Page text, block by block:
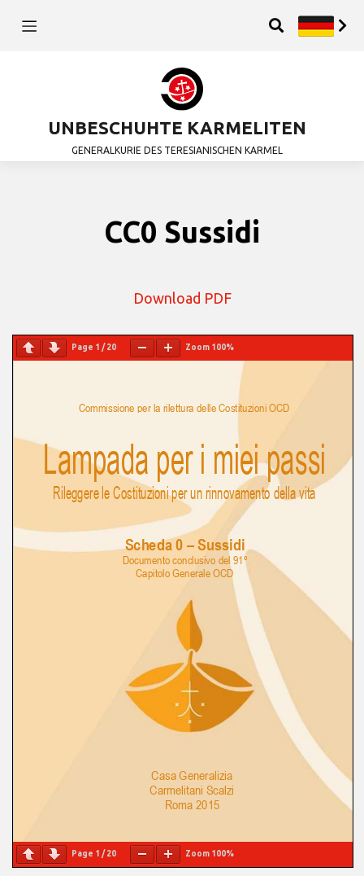
UNBESCHUHTE KARMELITEN
GENERALKURIE DES TERESIANISCHEN KARMEL
CC0 Sussidi
Download PDF
Page 1 /20 Zoom 100%
Page 1 /20 Zoom 100%